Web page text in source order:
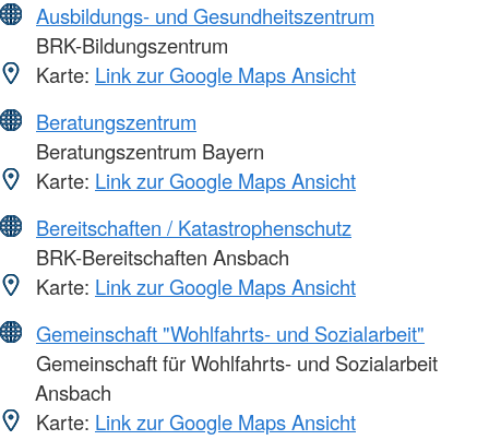
Ausbildungs- und Gesundheitszentrum
BRK-Bildungszentrum
Karte: Link zur Google Maps Ansicht
Beratungszentrum
Beratungszentrum Bayern
Karte: Link zur Google Maps Ansicht
Bereitschaften / Katastrophenschutz
BRK-Bereitschaften Ansbach
Karte: Link zur Google Maps Ansicht
Gemeinschaft "Wohlfahrts- und Sozialarbeit"
Gemeinschaft für Wohlfahrts- und Sozialarbeit
Ansbach
Karte: Link zur Google Maps Ansicht